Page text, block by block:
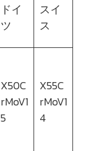
ドイ
ツ
スイ
ス
X50C
rMoV1
5
X55C
rMoV1
4